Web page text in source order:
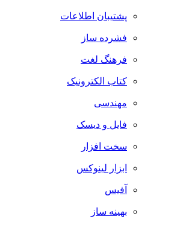
پشتیبان اطلاعات
فشرده ساز
فرهنگ لغت
کتاب الکترونیک
مهندسی
فایل و دیسک
سخت افزار
ابزار لینوکس
آفیس
بهینه ساز